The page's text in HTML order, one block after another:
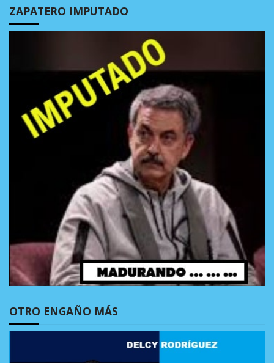
ZAPATERO IMPUTADO
OTRO ENGAÑO MÁS